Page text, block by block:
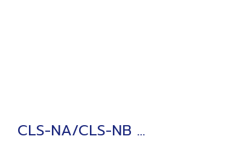
CLS-NA/CLS-NB Compression, Miniature 2N ~ 10kN